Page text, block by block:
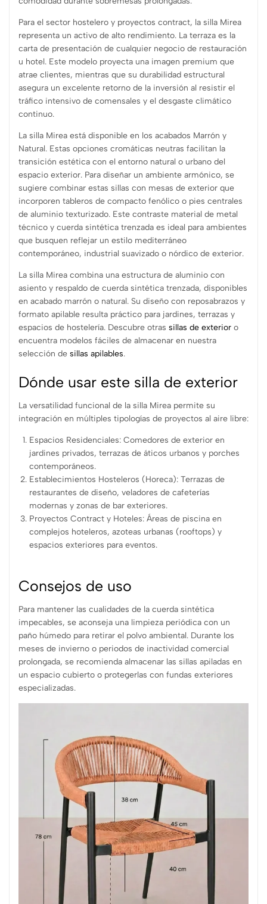
Para el sector hostelero y proyectos contract, la silla Mirea
representa un activo de alto rendimiento. La terraza es la
carta de presentación de cualquier negocio de restauración
u hotel. Este modelo proyecta una imagen premium que
atrae clientes, mientras que su durabilidad estructural
asegura un excelente retorno de la inversión al resistir el
tráfico intensivo de comensales y el desgaste climático
continuo.
La silla Mirea está disponible en los acabados Marrón y
Natural. Estas opciones cromáticas neutras facilitan la
transición estética con el entorno natural o urbano del
espacio exterior. Para diseñar un ambiente armónico, se
sugiere combinar estas sillas con mesas de exterior que
incorporen tableros de compacto fenólico o pies centrales
de aluminio texturizado. Este contraste material de metal
técnico y cuerda sintética trenzada es ideal para ambientes
que busquen reflejar un estilo mediterráneo
contemporáneo, industrial suavizado o nórdico de exterior.
La silla Mirea combina una estructura de aluminio con
asiento y respaldo de cuerda sintética trenzada, disponibles
en acabado marrón o natural. Su diseño con reposabrazos y
formato apilable resulta práctico para jardines, terrazas y
espacios de hostelería. Descubre otras sillas de exterior o
encuentra modelos fáciles de almacenar en nuestra
selección de sillas apilables.
Dónde usar este silla de exterior
La versatilidad funcional de la silla Mirea permite su
integración en múltiples tipologías de proyectos al aire libre:
Espacios Residenciales: Comedores de exterior en
jardines privados, terrazas de áticos urbanos y porches
contemporáneos.
Establecimientos Hosteleros (Horeca): Terrazas de
restaurantes de diseño, veladores de cafeterías
modernas y zonas de bar exteriores.
Proyectos Contract y Hoteles: Áreas de piscina en
complejos hoteleros, azoteas urbanas (rooftops) y
espacios exteriores para eventos.
Consejos de uso
Para mantener las cualidades de la cuerda sintética
impecables, se aconseja una limpieza periódica con un
paño húmedo para retirar el polvo ambiental. Durante los
meses de invierno o periodos de inactividad comercial
prolongada, se recomienda almacenar las sillas apiladas en
un espacio cubierto o protegerlas con fundas exteriores
especializadas.